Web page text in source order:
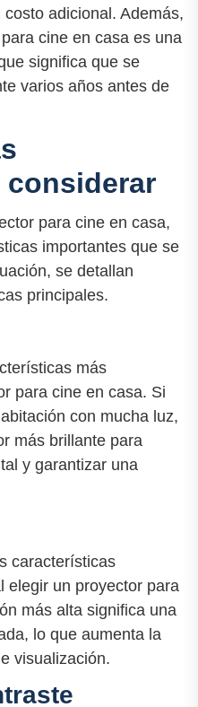
adicional. Además,
cine en casa es una
significa que se
varios años antes de
considerar
para cine en casa,
importantes que se
se detallan
principales.
más
para cine en casa. Si
con mucha luz,
más brillante para
y garantizar una
características
elegir un proyector para
más alta significa una
lo que aumenta la
visualización.